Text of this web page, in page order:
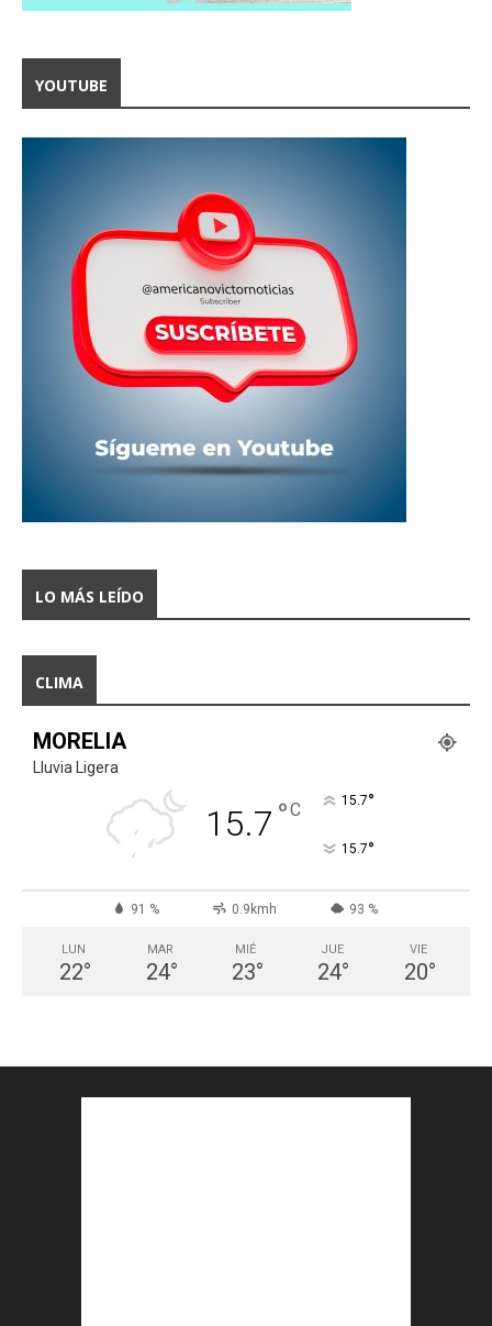
YOUTUBE
LO MÁS LEÍDO
CLIMA
MORELIA
Lluvia Ligera
15.7 °C 15.7°
15.7°
91 % 0.9kmh 93 %
LUN
22°
MAR
24°
MIÉ
23°
JUE
24°
VIE
20°